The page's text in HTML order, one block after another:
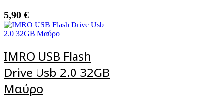
5,90 €
IMRO USB Flash
Drive Usb 2.0 32GB
Μαύρo